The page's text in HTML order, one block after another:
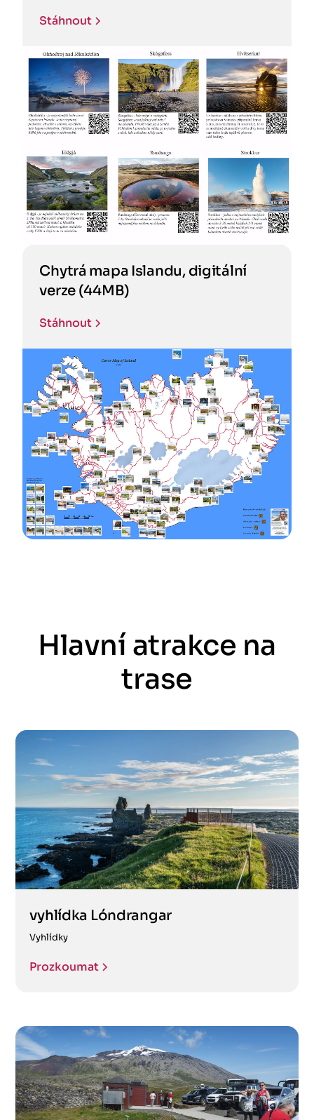
Stáhnout
Chytrá mapa Islandu, digitální
verze (44MB)
Stáhnout
Hlavní atrakce na
trase
vyhlídka Lóndrangar
Vyhlídky
Prozkoumat